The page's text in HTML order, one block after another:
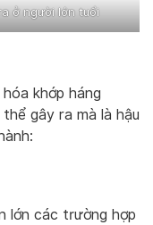
ở người lớn tuổi
khớp háng
gây ra mà là hậu
lớn các trường hợp